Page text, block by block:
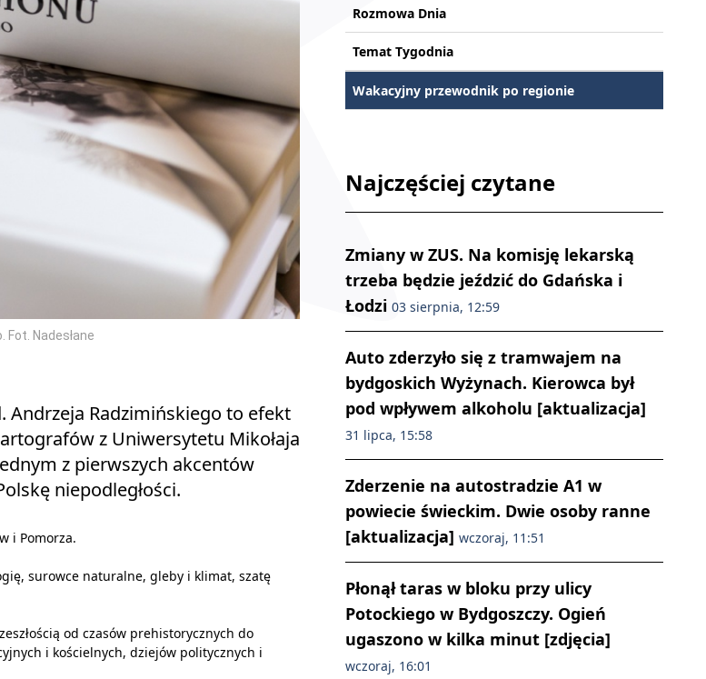
Nadesłane
Andrzeja Radzimińskiego to efekt
z Uniwersytetu Mikołaja
z pierwszych akcentów
niepodległości.
i Pomorza.
surowce naturalne, gleby i klimat, szatę
od czasów prehistorycznych do
i kościelnych, dziejów politycznych i
Rozmowa Dnia
Temat Tygodnia
Wakacyjny przewodnik po regionie
Najczęściej czytane
Zmiany w ZUS. Na komisję lekarską
trzeba będzie jeździć do Gdańska i
Łodzi 03 sierpnia, 12:59
Auto zderzyło się z tramwajem na
bydgoskich Wyżynach. Kierowca był
pod wpływem alkoholu [aktualizacja]
31 lipca, 15:58
Zderzenie na autostradzie A1 w
powiecie świeckim. Dwie osoby ranne
[aktualizacja] wczoraj, 11:51
Płonął taras w bloku przy ulicy
Potockiego w Bydgoszczy. Ogień
ugaszono w kilka minut [zdjęcia]
wczoraj, 16:01